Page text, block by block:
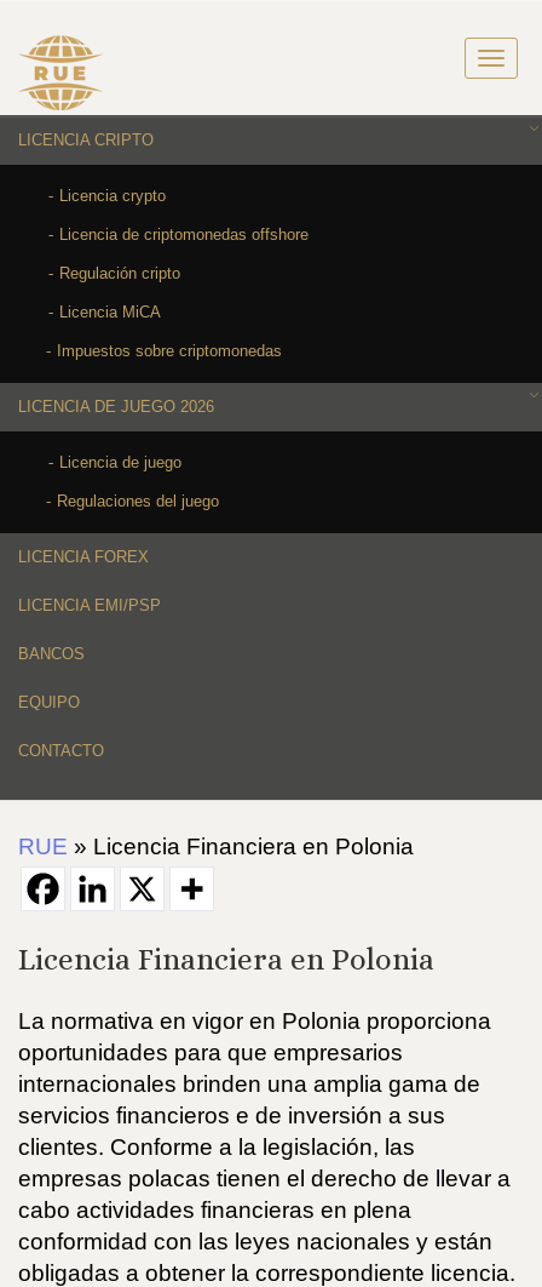
LICENCIA CRIPTO
Licencia crypto
Licencia de criptomonedas offshore
Regulación cripto
Licencia MiCA
Impuestos sobre criptomonedas
LICENCIA DE JUEGO 2026
Licencia de juego
Regulaciones del juego
LICENCIA FOREX
LICENCIA EMI/PSP
BANCOS
EQUIPO
CONTACTO
RUE » Licencia Financiera en Polonia
Licencia Financiera en Polonia
La normativa en vigor en Polonia proporciona
oportunidades para que empresarios
internacionales brinden una amplia gama de
servicios financieros e de inversión a sus
clientes. Conforme a la legislación, las
empresas polacas tienen el derecho de llevar a
cabo actividades financieras en plena
conformidad con las leyes nacionales y están
obligadas a obtener la correspondiente licencia.